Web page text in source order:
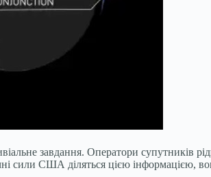
завдання. Оператори супутників
сили США діляться цією інформацією,